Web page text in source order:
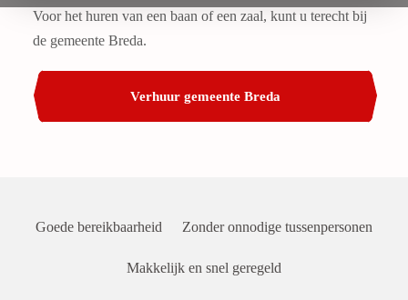
Voor het huren van een baan of een zaal, kunt u terecht bij
de gemeente Breda.
Verhuur gemeente Breda
Goede bereikbaarheid Zonder onnodige tussenpersonen
Makkelijk en snel geregeld